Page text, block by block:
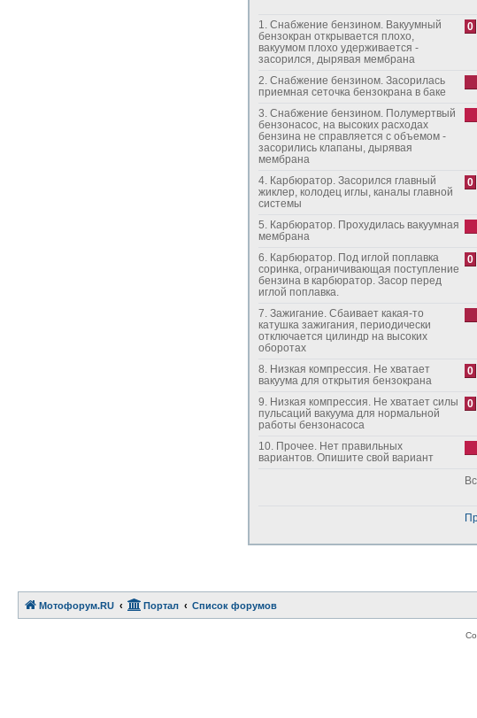
1. Снабжение бензином. Вакуумный
бензокран открывается плохо,
вакуумом плохо удерживается -
засорился, дырявая мембрана
0
2. Снабжение бензином. Засорилась
приемная сеточка бензокрана в баке
3. Снабжение бензином. Полумертвый
бензонасос, на высоких расходах
бензина не справляется с объемом -
засорились клапаны, дырявая
мембрана
4. Карбюратор. Засорился главный
жиклер, колодец иглы, каналы главной
системы
0
5. Карбюратор. Прохудилась вакуумная
мембрана
6. Карбюратор. Под иглой поплавка
соринка, ограничивающая поступление
бензина в карбюратор. Засор перед
иглой поплавка.
0
7. Зажигание. Сбаивает какая-то
катушка зажигания, периодически
отключается цилиндр на высоких
оборотах
8. Низкая компрессия. Не хватает
вакуума для открытия бензокрана
0
9. Низкая компрессия. Не хватает силы
пульсаций вакуума для нормальной
работы бензонасоса
0
10. Прочее. Нет правильных
вариантов. Опишите свой вариант
Мотофорум.RU Портал Список форумов